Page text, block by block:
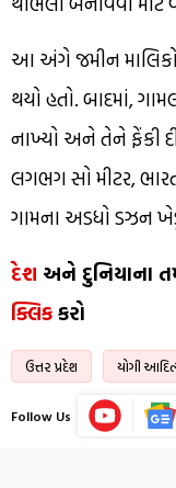
આ અંગે જમીન
થયો હતો. બાદમાં,
નાખ્યો અને તેને ફેંકી
લગભગ સો મીટર,
ગામના અડધો ડઝન
દેશ અને દુનિયાના
ક્લિકકરો
ઉત્તર પ્રદેશ યોગી
Follow Us